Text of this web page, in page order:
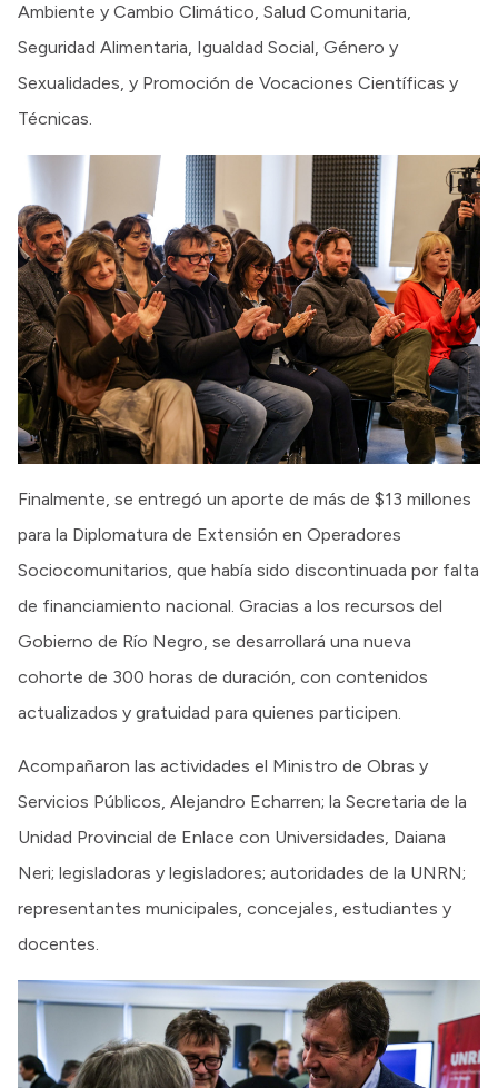
Ambiente y Cambio Climático, Salud Comunitaria,
Seguridad Alimentaria, Igualdad Social, Género y
Sexualidades, y Promoción de Vocaciones Científicas y
Técnicas.
Finalmente, se entregó un aporte de más de $13 millones
para la Diplomatura de Extensión en Operadores
Sociocomunitarios, que había sido discontinuada por falta
de financiamiento nacional. Gracias a los recursos del
Gobierno de Río Negro, se desarrollará una nueva
cohorte de 300 horas de duración, con contenidos
actualizados y gratuidad para quienes participen.
Acompañaron las actividades el Ministro de Obras y
Servicios Públicos, Alejandro Echarren; la Secretaria de la
Unidad Provincial de Enlace con Universidades, Daiana
Neri; legisladoras y legisladores; autoridades de la UNRN;
representantes municipales, concejales, estudiantes y
docentes.